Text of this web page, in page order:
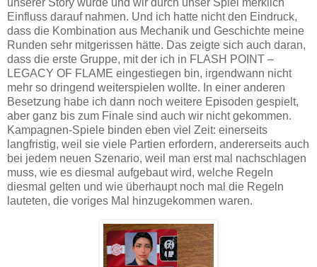
unserer Story wurde und wir durch unser Spiel merklich
Einfluss darauf nahmen. Und ich hatte nicht den Eindruck,
dass die Kombination aus Mechanik und Geschichte meine
Runden sehr mitgerissen hätte. Das zeigte sich auch daran,
dass die erste Gruppe, mit der ich in FLASH POINT –
LEGACY OF FLAME eingestiegen bin, irgendwann nicht
mehr so dringend weiterspielen wollte. In einer anderen
Besetzung habe ich dann noch weitere Episoden gespielt,
aber ganz bis zum Finale sind auch wir nicht gekommen.
Kampagnen-Spiele binden eben viel Zeit: einerseits
langfristig, weil sie viele Partien erfordern, andererseits auch
bei jedem neuen Szenario, weil man erst mal nachschlagen
muss, wie es diesmal aufgebaut wird, welche Regeln
diesmal gelten und wie überhaupt noch mal die Regeln
lauteten, die voriges Mal hinzugekommen waren.